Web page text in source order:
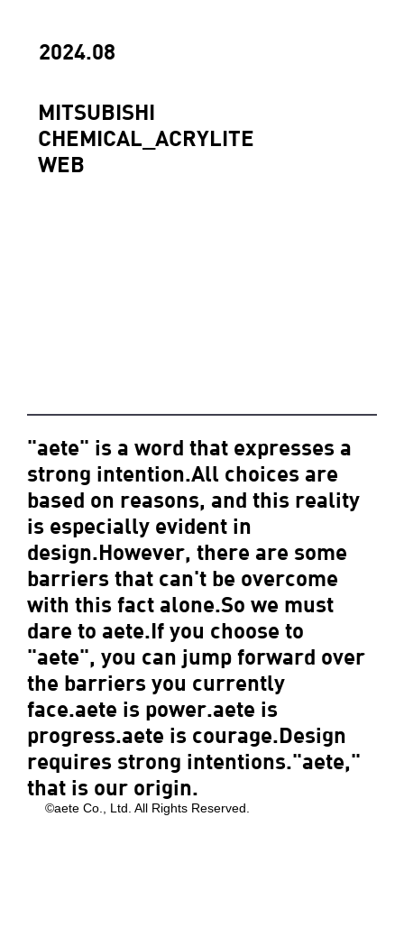
"aete" is a word that expresses a
strong intention.All choices are
based on reasons, and this reality
is especially evident in
design.However, there are some
barriers that can't be overcome
with this fact alone.So we must
dare to aete.If you choose to
"aete", you can jump forward over
the barriers you currently
face.aete is power.aete is
progress.aete is courage.Design
requires strong intentions."aete,"
that is our origin.
2024.08
MITSUBISHI
CHEMICAL_ACRYLITE
WEB
©aete Co., Ltd. All Rights Reserved.